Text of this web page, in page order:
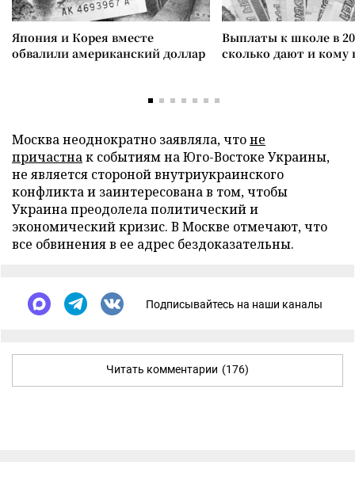
Япония и Корея вместе
обвалили американский доллар
Выплаты к школе в
сколько дают и
Москва неоднократно заявляла, чтоне
причастнак событиям на Юго-Востоке Украины,
не является стороной внутриукраинского
конфликта и заинтересована в том, чтобы
Украина преодолела политический и
экономический кризис. В Москве отмечают, что
все обвинения в ее адрес бездоказательны.
Подписывайтесь на наши каналы
Читать комментарии (176)